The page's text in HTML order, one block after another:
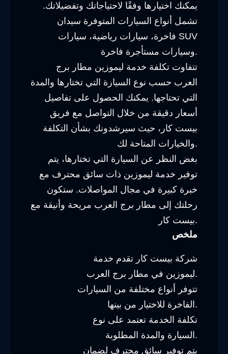
يمكنك اختيارها وفقًا لاحتياجاتك وتفضيلاتك.
تشمل أنواع السيارات المتوفرة سيدان
فاخرة، سيارات رياضية، سيارات SUV
وسيارات مستأجرة فاخرة.
تتفاوت تكلفة خدمة ليموزين مطار برج
العرب حسب نوع السيارة التي تختارها والمدة
التي تحتاجها. يمكنك الحصول على تفاصيل
أسعار دقيقة من خلال التواصل مع فريق
بيست كار، حيث سيرشدونك بشأن التكلفة
والخيارات المتاحة لك.
بغض النظر عن السيارة التي تختارها، يتم
توفير خدمة ليموزين ذات سائق محترف مع
خبرة كبيرة في مجال المواصلات. ستكون
رحلتك إلى مطار برج العرب مريحة وأنيقة مع
بيست كار.
ملخص
شركة بيست كار تقدم خدمة
ليموزين في مطار برج العرب.
تتوفر أنواع مختلفة من السيارات
الفاخرة للاختيار من بينها.
تكلفة الخدمة تعتمد على نوع
السيارة والمدة المطلوبة.
يتم توفير سائق محترف لضمان